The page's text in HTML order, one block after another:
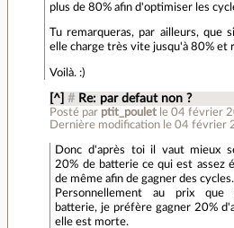
plus de 80% afin d'optimiser les
Tu remarqueras, par ailleurs, que
elle charge très vite jusqu'à 80% et
Voilà. :)
[^] # Re: par defaut non ?
Posté par ptit_poulet le 04 février
Dernière modification le 04 février
Donc d'après toi il vaut mieux
20% de batterie ce qui est assez
de même afin de gagner des
Personnellement au prix que
batterie, je préfère gagner 20%
elle est morte.